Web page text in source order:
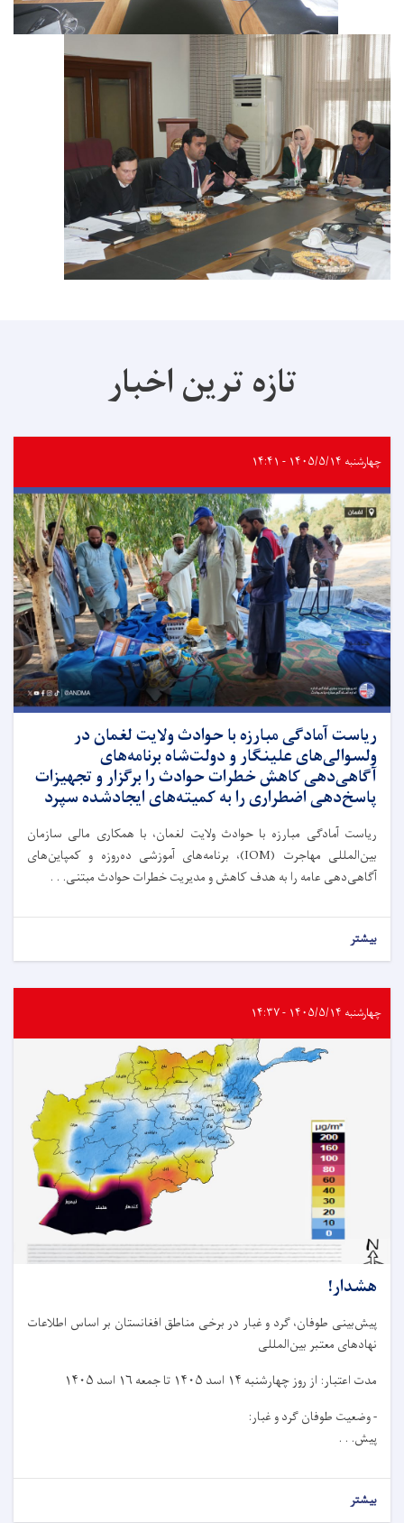
تازه ترین اخبار
چهارشنبه ۱۴۰۵/۵/۱۴ - ۱۴:۴۱
ریاست آمادگی مبارزه با حوادث ولایت لغمان در
ولسوالی‌های علینگار و دولت‌شاه برنامه‌های
آگاهی‌دهی کاهش خطرات حوادث را برگزار و تجهیزات
پاسخ‌دهی اضطراری را به کمیته‌های ایجادشده سپرد
ریاست آمادگی مبارزه با حوادث ولایت لغمان، با همکاری مالی سازمان
بین‌المللی مهاجرت (IOM)، برنامه‌های آموزشی ده‌روزه و کمپاین‌های
آگاهی‌دهی عامه را به هدف کاهش و مدیریت خطرات حوادث مبتنی. . .
بیشتر
چهارشنبه ۱۴۰۵/۵/۱۴ - ۱۴:۳۷
هشدار!
پیش‌بینی طوفان، گرد و غبار در برخی مناطق افغانستان بر اساس اطلاعات
نهادهای معتبر بین‌المللی
مدت اعتبار: از روز چهار‌شنبه ۱۴ اسد ۱۴۰۵ تا جمعه ۱۶ اسد ۱۴۰۵
- وضعیت طوفان گرد و غبار:
پیش. . .
بیشتر